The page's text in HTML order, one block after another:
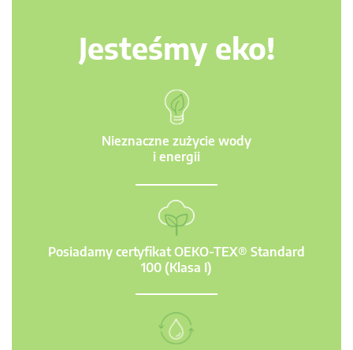
Jesteśmy eko!
Nieznaczne zużycie wody
i energii
Posiadamy certyfikat OEKO-TEX® Standard
100 (Klasa I)